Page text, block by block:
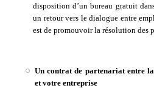
disposition d’un bureau gratuit
un retour vers le dialogue entre
est de promouvoir la résolution des
Un contrat de partenariat entre
et votre entreprise